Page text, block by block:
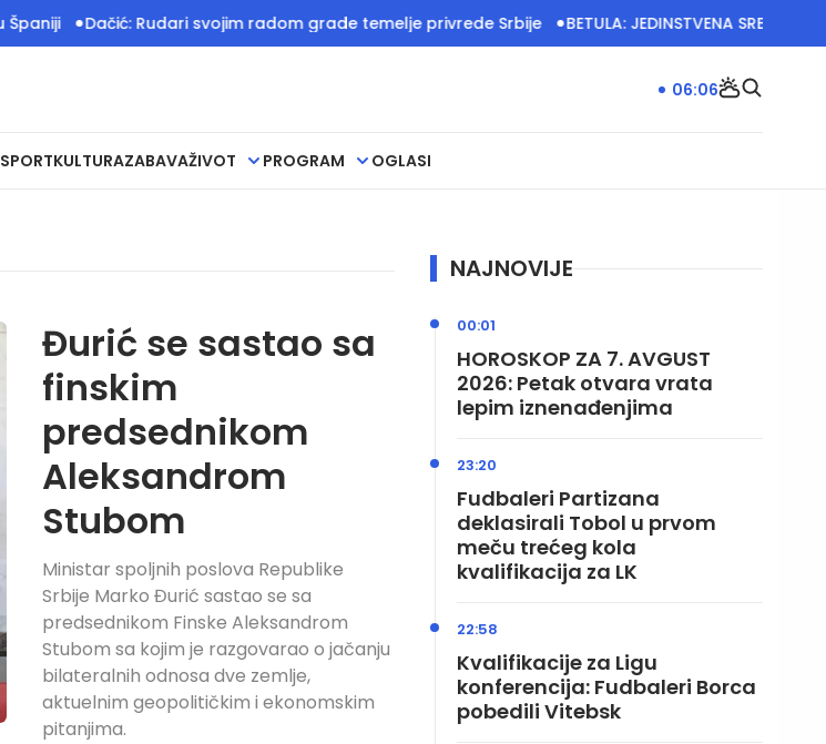
Dačić: Rudari svojim radom grade temelje privrede Srbije BETULA: JEDINSTVENA SRBIJA IMA
SPORTKULTURAZABAVAŽIVOT PROGRAM OGLASI
06:06
Đurić se sastao sa
finskim
predsednikom
Aleksandrom
Stubom
Ministar spoljnih poslova Republike
Srbije Marko Đurić sastao se sa
predsednikom Finske Aleksandrom
Stubom sa kojim je razgovarao o jačanju
bilateralnih odnosa dve zemlje,
aktuelnim geopolitičkim i ekonomskim
pitanjima.
NAJNOVIJE
HOROSKOP ZA 7. AVGUST
2026: Petak otvara vrata
lepim iznenađenjima
00:01
Fudbaleri Partizana
deklasirali Tobol u prvom
meču trećeg kola
kvalifikacija za LK
23:20
Kvalifikacije za Ligu
konferencija: Fudbaleri Borca
pobedili Vitebsk
22:58